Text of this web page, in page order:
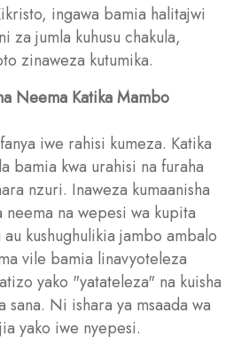
ingawa bamia halitajwi
za jumla kuhusu chakula,
zinaweza kutumika.
Neema Katika Mambo
iwe rahisi kumeza. Katika
bamia kwa urahisi na furaha
nzuri. Inaweza kumaanisha
neema na wepesi wa kupita
kushughulikia jambo ambalo
vile bamia linavyoteleza
yako "yatateleza" na kuisha
sana. Ni ishara ya msaada wa
yako iwe nyepesi.